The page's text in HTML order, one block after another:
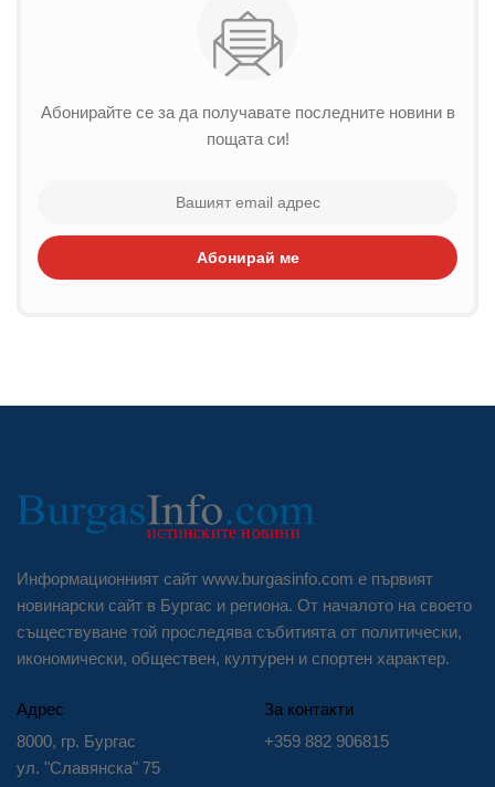
Абонирайте се за да получавате последните новини в
пощата си!
Абонирай ме
Информационният сайт www.burgasinfo.com е първият
новинарски сайт в Бургас и региона. От началото на своето
съществуване той проследява събитията от политически,
икономически, обществен, културен и спортен характер.
Адрес
8000, гр. Бургас
ул. "Славянска" 75
За контакти
+359 882 906815